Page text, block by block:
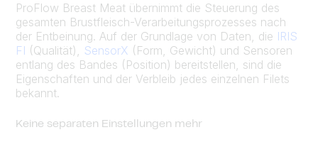
ProFlow Breast Meat übernimmt die Steuerung des
gesamten Brustfleisch-Verarbeitungsprozesses nach
der Entbeinung. Auf der Grundlage von Daten, die IRIS
FI (Qualität), SensorX (Form, Gewicht) und Sensoren
entlang des Bandes (Position) bereitstellen, sind die
Eigenschaften und der Verbleib jedes einzelnen Filets
bekannt.
Keine separaten Einstellungen mehr